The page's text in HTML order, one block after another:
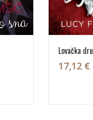
Lovačka
17,12 €